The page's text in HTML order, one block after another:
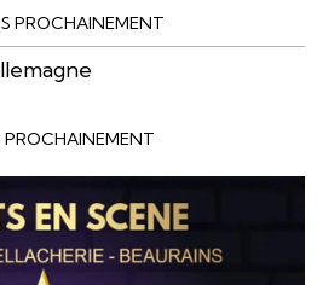
PROCHAINEMENT
PROCHAINEMENT